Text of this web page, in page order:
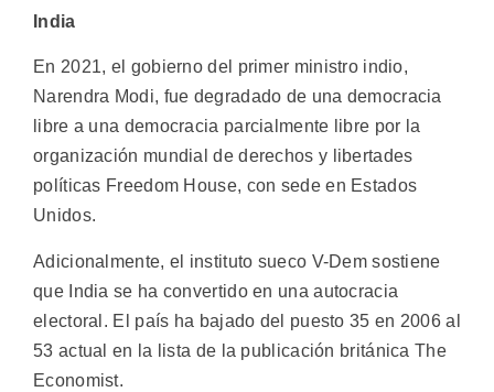
India
En 2021, el gobierno del primer ministro indio,
Narendra Modi, fue degradado de una democracia
libre a una democracia parcialmente libre por la
organización mundial de derechos y libertades
políticas Freedom House, con sede en Estados
Unidos.
Adicionalmente, el instituto sueco V-Dem sostiene
que India se ha convertido en una autocracia
electoral. El país ha bajado del puesto 35 en 2006 al
53 actual en la lista de la publicación británica The
Economist.